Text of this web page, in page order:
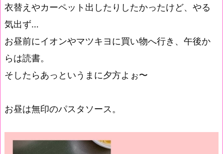
衣替えやカーペット出したりしたかったけど、やる
気出ず…
お昼前にイオンやマツキヨに買い物へ行き、午後か
らは読書。
そしたらあっというまに夕方よぉ〜
お昼は無印のパスタソース。